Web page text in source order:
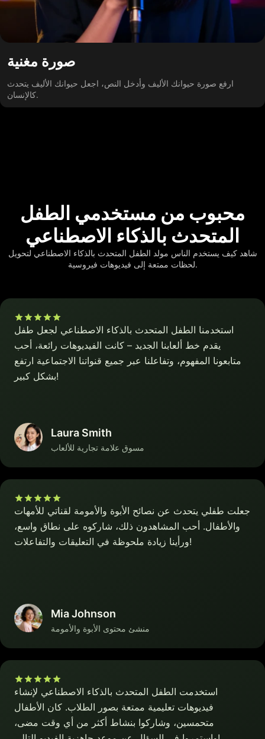
صورة مغنية
ارفع صورة حيوانك الأليف وأدخل النص، اجعل حيوانك الأليف يتحدث
كالإنسان.
محبوب من مستخدمي الطفل
المتحدث بالذكاء الاصطناعي
شاهد كيف يستخدم الناس مولد الطفل المتحدث بالذكاء الاصطناعي لتحويل
لحظات ممتعة إلى فيديوهات فيروسية.
استخدمنا الطفل المتحدث بالذكاء الاصطناعي لجعل طفل
يقدم خط ألعابنا الجديد – كانت الفيديوهات رائعة، أحب
متابعونا المفهوم، وتفاعلنا عبر جميع قنواتنا الاجتماعية ارتفع
بشكل كبير!
Laura Smith
مسوق علامة تجارية للألعاب
جعلت طفلي يتحدث عن نصائح الأبوة والأمومة لقناتي للأمهات
والأطفال. أحب المشاهدون ذلك، شاركوه على نطاق واسع،
ورأينا زيادة ملحوظة في التعليقات والتفاعلات!
Mia Johnson
منشئ محتوى الأبوة والأمومة
استخدمت الطفل المتحدث بالذكاء الاصطناعي لإنشاء
فيديوهات تعليمية ممتعة بصور الطلاب. كان الأطفال
متحمسين، وشاركوا بنشاط أكثر من أي وقت مضى،